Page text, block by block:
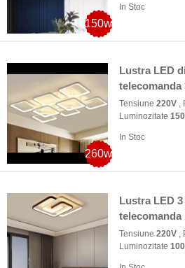
150w
In Stoc
260w
Lustra LED
telecomanda
Tensiune 220V ,
Luminozitate
In Stoc
Lustra LED
telecomanda
Tensiune 220V ,
Luminozitate